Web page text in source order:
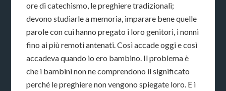
ore di catechismo, le preghiere tradizionali;
devono studiarle a memoria, imparare bene quelle
parole con cui hanno pregato i loro genitori, i nonni
fino ai più remoti antenati. Così accade oggi e così
accadeva quando io ero bambino. Il problema è
che i bambini non ne comprendono il significato
perché le preghiere non vengono spiegate loro. E i